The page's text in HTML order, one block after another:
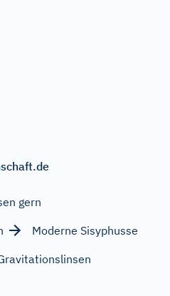
gern
Moderne Sisyphusse